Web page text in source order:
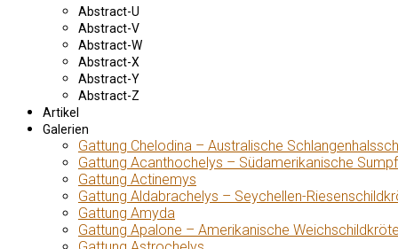
Abstract-U
Abstract-V
Abstract-W
Abstract-X
Abstract-Y
Abstract-Z
Artikel
Galerien
Gattung Chelodina – Australische
Gattung Acanthochelys – Südamerikanische
Gattung Actinemys
Gattung Aldabrachelys – Seychellen-
Gattung Amyda
Gattung Apalone – Amerikanische